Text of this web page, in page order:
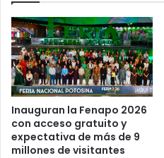
Inauguran la Fenapo 2026
con acceso gratuito y
expectativa de más de 9
millones de visitantes